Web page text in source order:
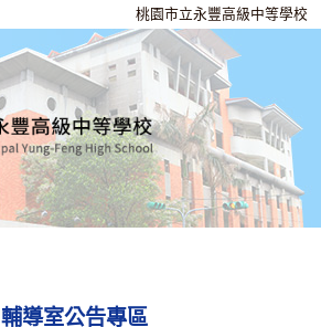
桃園市立永豐高級中等學校
輔導室公告專區